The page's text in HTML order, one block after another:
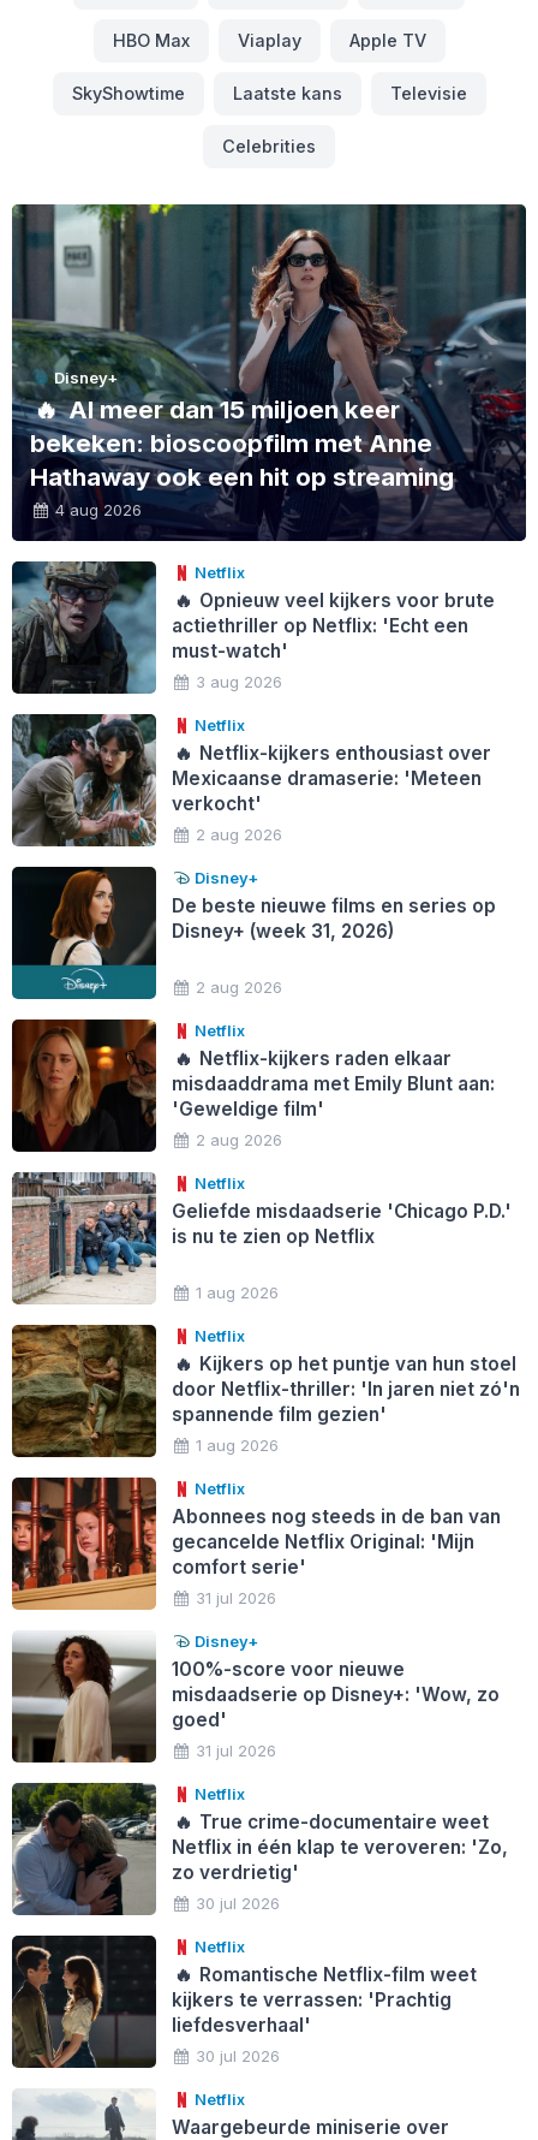
HBO Max Viaplay Apple TV
SkyShowtime Laatste kans Televisie
Celebrities
Disney+
🔥Al meer dan 15 miljoen keer
bekeken: bioscoopfilm met Anne
Hathaway ook een hit op streaming
4 aug 2026
Netflix
🔥 Opnieuw veel kijkers voor brute
actiethriller op Netflix: 'Echt een
must-watch'
3 aug 2026
Netflix
🔥 Netflix-kijkers enthousiast over
Mexicaanse dramaserie: 'Meteen
verkocht'
2 aug 2026
Disney+
De beste nieuwe films en series op
Disney+ (week 31, 2026)
2 aug 2026
Netflix
🔥 Netflix-kijkers raden elkaar
misdaaddrama met Emily Blunt aan:
'Geweldige film'
2 aug 2026
Netflix
Geliefde misdaadserie 'Chicago P.D.'
is nu te zien op Netflix
1 aug 2026
Netflix
🔥 Kijkers op het puntje van hun stoel
door Netflix-thriller: 'In jaren niet zó'n
spannende film gezien'
1 aug 2026
Netflix
Abonnees nog steeds in de ban van
gecancelde Netflix Original: 'Mijn
comfort serie'
31 jul 2026
Disney+
100%-score voor nieuwe
misdaadserie op Disney+: 'Wow, zo
goed'
31 jul 2026
Netflix
🔥 True crime-documentaire weet
Netflix in één klap te veroveren: 'Zo,
zo verdrietig'
30 jul 2026
Netflix
🔥 Romantische Netflix-film weet
kijkers te verrassen: 'Prachtig
liefdesverhaal'
30 jul 2026
Netflix
Waargebeurde miniserie over